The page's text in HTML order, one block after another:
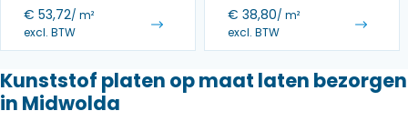
€ 53,72/ m²
excl. BTW
€ 38,80/ m²
excl. BTW
Kunststof platen op maat laten bezorgen
in Midwolda